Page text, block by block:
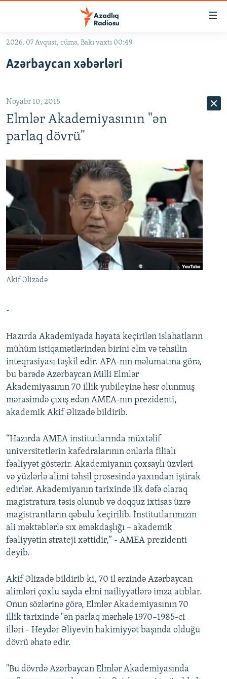
Əsas
qayıt
qayıt
Axtarışa
#ƏSLINDƏ
QANUNI DOĞRU
ARAŞDIRMA
VIDEO
İNFOQRAFIKA
KARIKATURA
RADIO ARXIV
AZƏRBAYCAN ƏDƏBIYYATI KITABXANASI
İSLAM VƏ DEMOKRATIYA
HAQQIMIZDA
MISSIYAMIZ
PEŞƏ ETIKASI VƏ JURNALISTIKA STANDARTLARIMIZ
BIZI IZLƏ
2026, 07 Avqust, cümə, Bakı vaxtı 00:49
Azərbaycan xəbərləri
Noyabr 10, 2015
Elmlər Akademiyasının "ən
parlaq dövrü"
Akif Əlizadə
-
Hazırda Akademiyada həyata keçirilən islahatların
mühüm istiqamətlərindən birini elm və təhsilin
inteqrasiyası təşkil edir. APA-nın məlumatına görə,
bu barədə Azərbaycan Milli Elmlər
Akademiyasının 70 illik yubileyinə həsr olunmuş
mərasimdə çıxış edən AMEA-nın prezidenti,
akademik Akif Əlizadə bildirib.
“Hazırda AMEA institutlarında müxtəlif
universitetlərin kafedralarının onlarla filialı
fəaliyyət göstərir. Akademiyanın çoxsaylı üzvləri
və yüzlərlə alimi təhsil prosesində yaxından iştirak
edirlər. Akademiyanın tarixində ilk dəfə olaraq
magistratura təsis olunub və doqquz ixtisas üzrə
magistrantların qəbulu keçirilib. İnstitutlarımızın
ali məktəblərlə sıx əməkdaşlığı – akademik
fəaliyyətin strateji xəttidir,” - AMEA prezidenti
deyib.
Akif Əlizadə bildirib ki, 70 il ərzində Azərbaycan
alimləri çoxlu sayda elmi nailiyyətlərə imza atıblar.
Onun sözlərinə görə, Elmlər Akademiyasının 70
illik tarixində "ən parlaq mərhələ 1970–1985-ci
illəri - Heydər Əliyevin hakimiyyət başında olduğu
dövrü əhatə edir.
"Bu dövrdə Azərbaycan Elmlər Akademiyasında